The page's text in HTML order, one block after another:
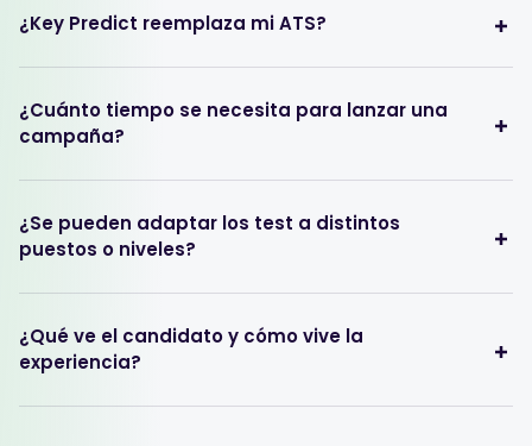
¿Key Predict reemplaza mi ATS?
¿Cuánto tiempo se necesita para lanzar una
campaña?
¿Se pueden adaptar los test a distintos
puestos o niveles?
¿Qué ve el candidato y cómo vive la
experiencia?